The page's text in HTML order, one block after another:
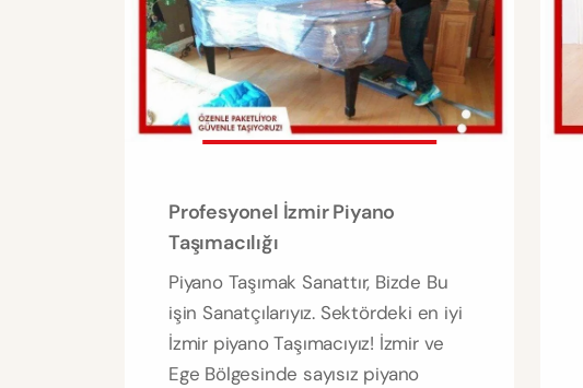
Profesyonel İzmir Piyano
Taşımacılığı
Piyano Taşımak Sanattır, Bizde Bu
işin Sanatçılarıyız. Sektördeki en iyi
İzmir piyano Taşımacıyız! İzmir ve
Ege Bölgesinde sayısız piyano